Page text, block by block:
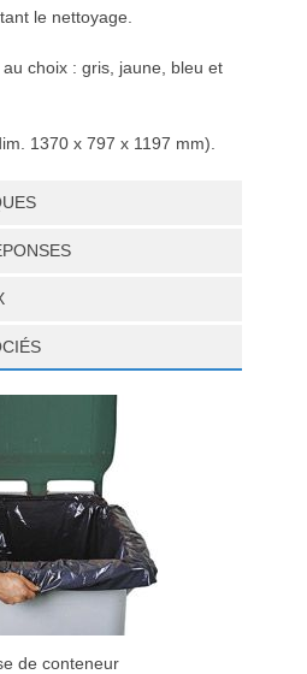
le nettoyage.
choix : gris, jaune, bleu et
1370 x 797 x 1197 mm).
de conteneur